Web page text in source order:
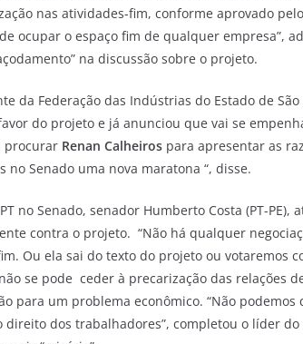
nas atividades-fim, conforme aprovado
ocupar o espaço fim de qualquer empresa”,
na discussão sobre o projeto.
da Federação das Indústrias do Estado de
do projeto e já anunciou que vai se
procurar Renan Calheiros para apresentar as
no Senado uma nova maratona “, disse.
no Senado, senador Humberto Costa (PT-
contra o projeto. “Não há qualquer
Ou ela sai do texto do projeto ou votaremos
se pode ceder à precarização das relações
para um problema econômico. “Não
dos trabalhadores”, completou o líder